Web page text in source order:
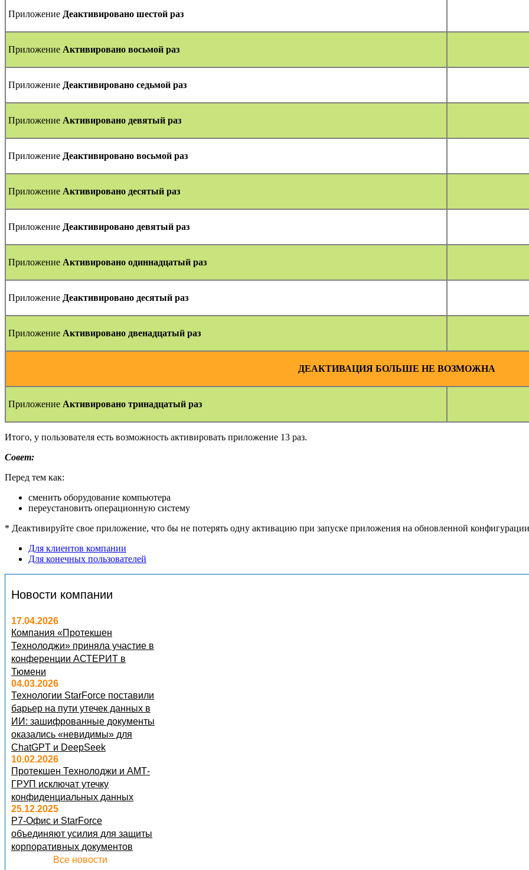
Приложение Деактивировано шестой раз
Приложение Активировано восьмой раз
Приложение Деактивировано седьмой раз
Приложение Активировано девятый раз
Приложение Деактивировано восьмой раз
Приложение Активировано десятый раз
Приложение Деактивировано девятый раз
Приложение Активировано одиннадцатый раз
Приложение Деактивировано десятый раз
Приложение Активировано двенадцатый раз
ДЕАКТИВАЦИЯ БОЛЬШЕ НЕ ВОЗМОЖНА
Приложение Активировано тринадцатый раз
Итого, у пользователя есть возможность активировать приложение 13 раз.
Совет:
Перед тем как:
сменить оборудование компьютера
переустановить операционную систему
* Деактивируйте свое приложение, что бы не потерять одну активацию при запуске приложения на обновленной
Для клиентов компании
Для конечных пользователей
Новости компании
17.04.2026
Компания «Протекшен
Технолоджи» приняла участие в
конференции АСТЕРИТ в
Тюмени
04.03.2026
Технологии StarForce поставили
барьер на пути утечек данных в
ИИ: зашифрованные документы
оказались «невидимы» для
ChatGPT и DeepSeek
10.02.2026
Протекшен Технолоджи и АМТ-
ГРУП исключат утечку
конфиденциальных данных
25.12.2025
Р7-Офис и StarForce
объединяют усилия для защиты
корпоративных документов
Все новости